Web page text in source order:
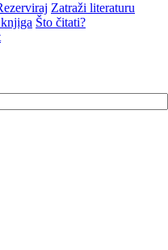
Zatraži literaturu
Što čitati?